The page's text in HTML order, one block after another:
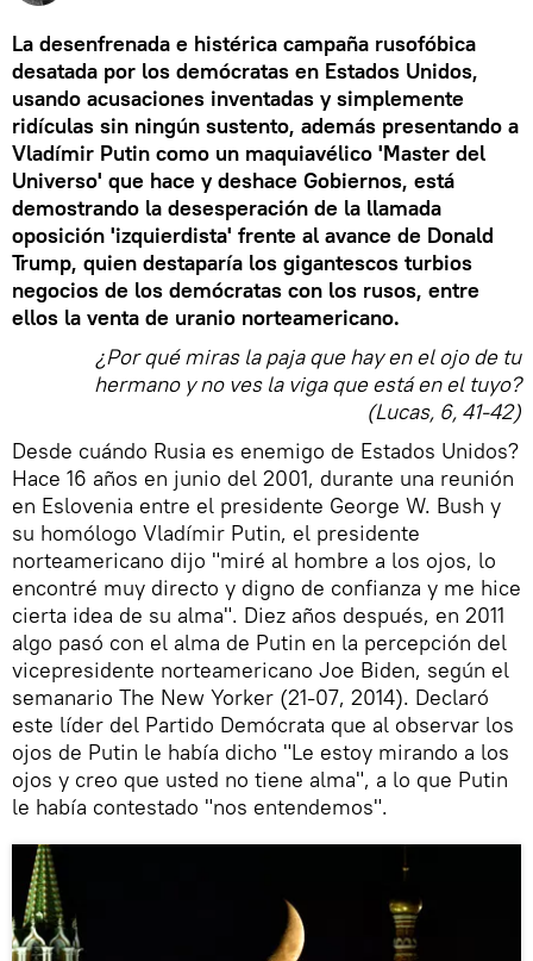
La desenfrenada e histérica campaña rusofóbica
desatada por los demócratas en Estados Unidos,
usando acusaciones inventadas y simplemente
ridículas sin ningún sustento, además presentando a
Vladímir Putin como un maquiavélico 'Master del
Universo' que hace y deshace Gobiernos, está
demostrando la desesperación de la llamada
oposición 'izquierdista' frente al avance de Donald
Trump, quien destaparía los gigantescos turbios
negocios de los demócratas con los rusos, entre
ellos la venta de uranio norteamericano.
¿Por qué miras la paja que hay en el ojo de tu
hermano y no ves la viga que está en el tuyo?
(Lucas, 6, 41-42)
Desde cuándo Rusia es enemigo de Estados Unidos?
Hace 16 años en junio del 2001, durante una reunión
en Eslovenia entre el presidente George W. Bush y
su homólogo Vladímir Putin, el presidente
norteamericano dijo "miré al hombre a los ojos, lo
encontré muy directo y digno de confianza y me hice
cierta idea de su alma". Diez años después, en 2011
algo pasó con el alma de Putin en la percepción del
vicepresidente norteamericano Joe Biden, según el
semanario The New Yorker (21-07, 2014). Declaró
este líder del Partido Demócrata que al observar los
ojos de Putin le había dicho "Le estoy mirando a los
ojos y creo que usted no tiene alma", a lo que Putin
le había contestado "nos entendemos".